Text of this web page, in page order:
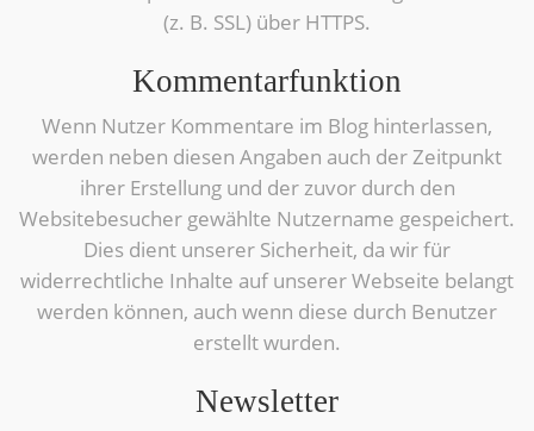
(z. B. SSL) über HTTPS.
Kommentarfunktion
Wenn Nutzer Kommentare im Blog hinterlassen,
werden neben diesen Angaben auch der Zeitpunkt
ihrer Erstellung und der zuvor durch den
Websitebesucher gewählte Nutzername gespeichert.
Dies dient unserer Sicherheit, da wir für
widerrechtliche Inhalte auf unserer Webseite belangt
werden können, auch wenn diese durch Benutzer
erstellt wurden.
Newsletter